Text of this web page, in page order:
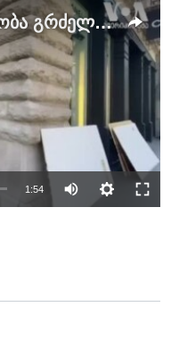
ნიუ-იორკში მარადიორობა გრძელდება
available
1:54